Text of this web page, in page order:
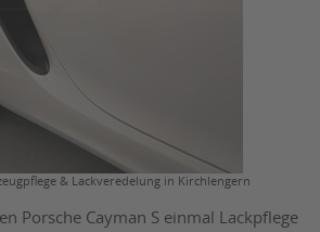
& Lackveredelung in Kirchlengern
Porsche Cayman S einmal Lackpflege